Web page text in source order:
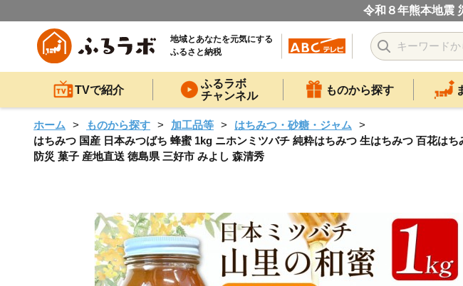
令和８年熊本地震
地域とあなたを元気にする
ふるさと納税
TVで紹介
ふるラボ
チャンネル
ものから探す
ホーム ものから探す 加工品等
はちみつ・砂糖・ジャム
はちみつ 国産 日本みつばち 蜂蜜 1kg ニホンミツバチ 純粋はちみつ 生はちみつ 百花は
防災 菓子 産地直送 徳島県 三好市 みよし 森清秀